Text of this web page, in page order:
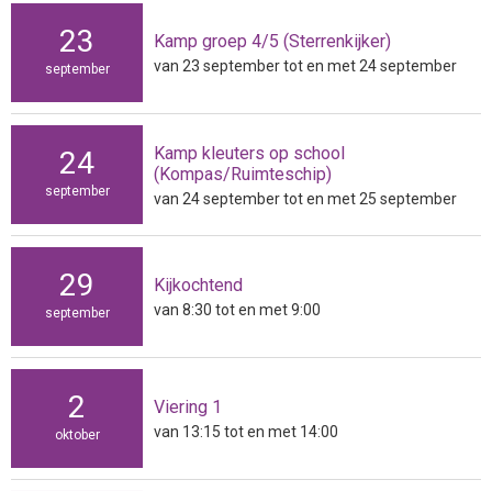
23
september
Kamp groep 4/5 (Sterrenkijker)
van 23 september tot en met 24 september
24
september
Kamp kleuters op school
(Kompas/Ruimteschip)
van 24 september tot en met 25 september
29
september
Kijkochtend
van 8:30 tot en met 9:00
2
oktober
Viering 1
van 13:15 tot en met 14:00